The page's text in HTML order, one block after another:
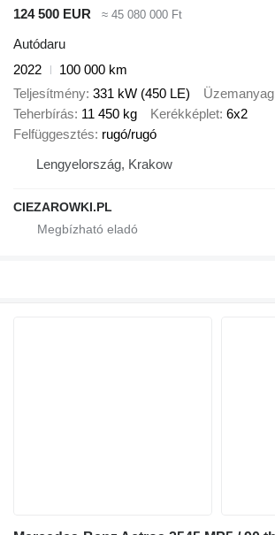
124 500 EUR ≈ 45 080 000 Ft
Autódaru
2022
100 000 km
Teljesítmény 331 kW (450 LE) Üzemanyag
Teherbírás 11 450 kg Kerékképlet 6x2
Felfüggesztés rugó/rugó
Lengyelország, Krakow
CIEZAROWKI.PL